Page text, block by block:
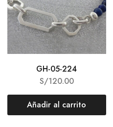
GH-05-224
S/120.00
Añadir al carrito